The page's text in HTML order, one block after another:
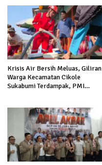
Krisis Air Bersih Meluas, Giliran
Warga Kecamatan Cikole
Sukabumi Terdampak, PMI